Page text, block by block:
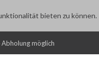
bieten zu können.
möglich